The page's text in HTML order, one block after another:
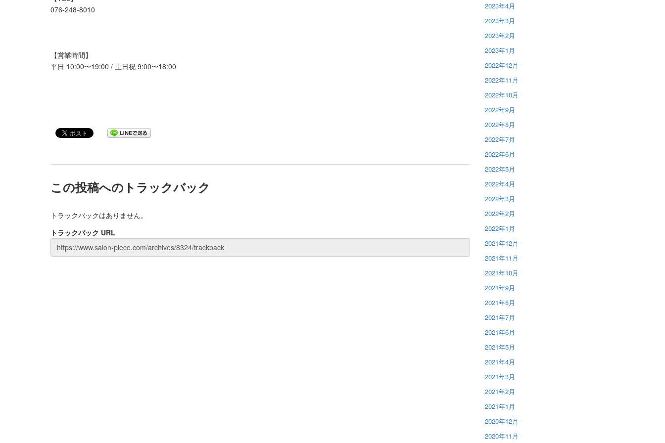
076-248-8010
【営業時間】
平日 10:00〜19:00 / 土日祝 9:00〜18:00
この投稿へのトラックバック
トラックバックはありません。
トラックバック URL
2023年4月
2023年3月
2023年2月
2023年1月
2022年12月
2022年11月
2022年10月
2022年9月
2022年8月
2022年7月
2022年6月
2022年5月
2022年4月
2022年3月
2022年2月
2022年1月
2021年12月
2021年11月
2021年10月
2021年9月
2021年8月
2021年7月
2021年6月
2021年5月
2021年4月
2021年3月
2021年2月
2021年1月
2020年12月
2020年11月